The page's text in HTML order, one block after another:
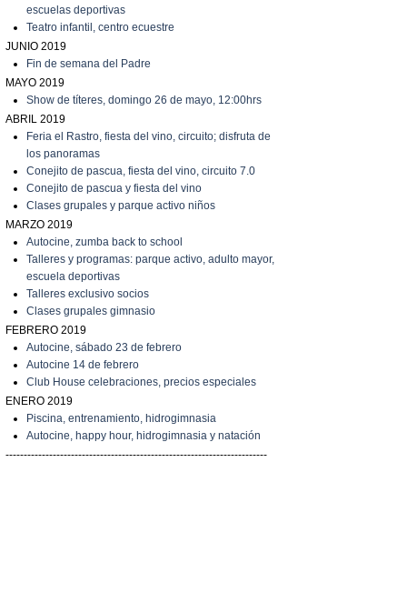
escuelas deportivas
Teatro infantil, centro ecuestre
JUNIO 2019
Fin de semana del Padre
MAYO 2019
Show de títeres, domingo 26 de mayo, 12:00hrs
ABRIL 2019
Feria el Rastro, fiesta del vino, circuito; disfruta de
los panoramas
Conejito de pascua, fiesta del vino, circuito 7.0
Conejito de pascua y fiesta del vino
C lases grupales y parque activo niños
MARZO 2019
Autocine, zumba back to school
Talleres y programas: parque activo, adulto mayor,
escuela deportivas
Talleres exclusivo socios
C lases grupales gimnasio
FEBRERO 2019
Autocine, sábado 23 de febrero
Autocine 14 de febrero
Club House celebraciones, precios especiales
ENERO 2019
Piscina, entrenamiento, hidrogimnasia
Autocine, happy hour, hidrogimnasia y natación
------------------------------------------------------------------------